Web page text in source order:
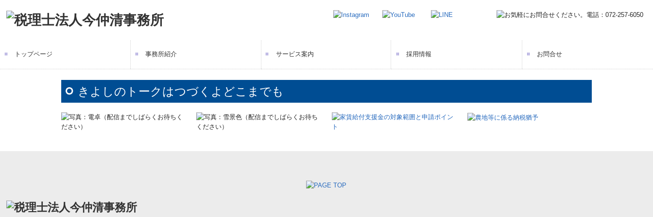
トップページ 事務所紹介
所長紹介
セミナーのご案内
事務所報
ニュースレター
今仲清のきよサポちゃんねる
サービス案内 採用情報
先輩スタッフの声
募集要項
エントリーフォーム
お問合せ
きよしのトークはつづくよどこまでも